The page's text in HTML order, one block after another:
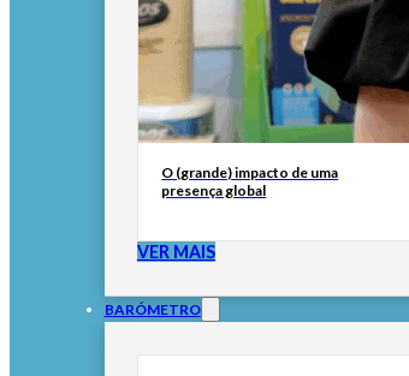
O (grande) impacto de uma
presença global
VER MAIS
BARÓMETRO